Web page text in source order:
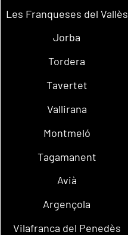
Les Franqueses del Vallès
Jorba
Tordera
Tavertet
Vallirana
Montmeló
Tagamanent
Avià
Argençola
Vilafranca del Penedès